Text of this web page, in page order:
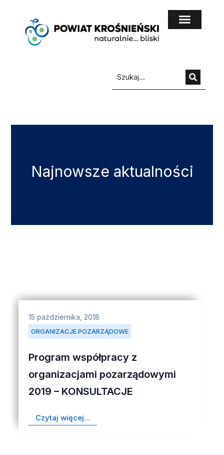
Najnowsze aktualności
ORGANIZACJE POZARZĄDOWE
15 października, 2018
Program współpracy z
organizacjami pozarządowymi
2019 – KONSULTACJE
Czytaj więcej...